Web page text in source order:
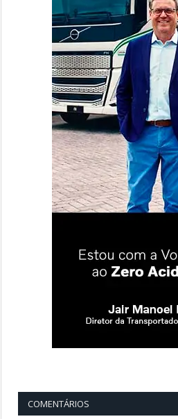
COMENTÁRIOS